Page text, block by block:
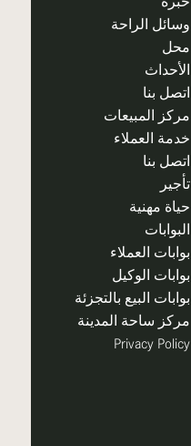
وسائل الراحة
محل
الأحداث
اتصل بنا
مركز المبيعات
خدمة العملاء
اتصل بنا
تأجير
حياة مهنية
البوابات
بوابات العملاء
بوابات الوكيل
بوابات البيع بالتجزئة
مركز ساحة المدينة
Privacy Policy